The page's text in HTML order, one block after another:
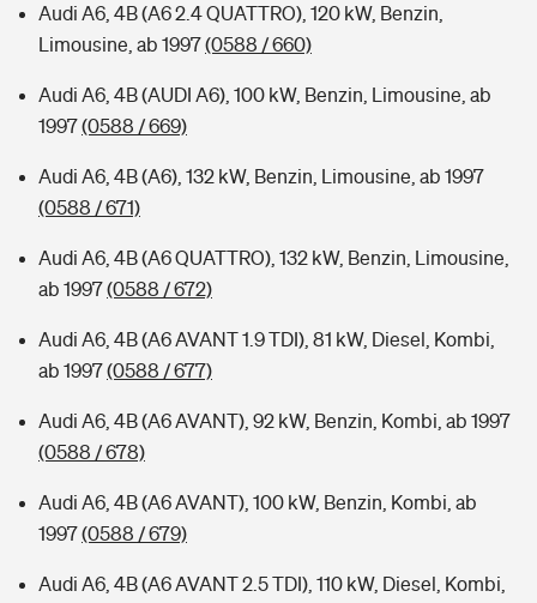
Audi A6, 4B (A6 2.4 QUATTRO), 120 kW, Benzin,
Limousine, ab 1997(0588 / 660)
Audi A6, 4B (AUDI A6), 100 kW, Benzin, Limousine, ab
1997(0588 / 669)
Audi A6, 4B (A6), 132 kW, Benzin, Limousine, ab 1997
(0588 / 671)
Audi A6, 4B (A6 QUATTRO), 132 kW, Benzin, Limousine,
ab 1997(0588 / 672)
Audi A6, 4B (A6 AVANT 1.9 TDI), 81 kW, Diesel, Kombi,
ab 1997(0588 / 677)
Audi A6, 4B (A6 AVANT), 92 kW, Benzin, Kombi, ab 1997
(0588 / 678)
Audi A6, 4B (A6 AVANT), 100 kW, Benzin, Kombi, ab
1997(0588 / 679)
Audi A6, 4B (A6 AVANT 2.5 TDI), 110 kW, Diesel, Kombi,